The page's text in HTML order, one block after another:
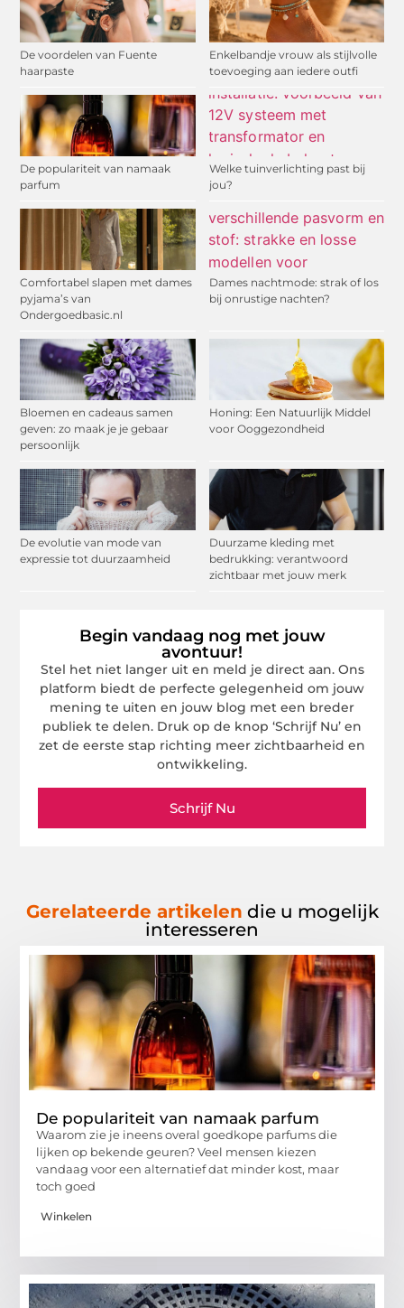
De voordelen van Fuente
haarpaste
Enkelbandje vrouw als stijlvolle
toevoeging aan iedere outfi
De populariteit van namaak
parfum
Welke tuinverlichting past bij
jou?
Comfortabel slapen met dames
pyjama’s van
Ondergoedbasic.nl
Dames nachtmode: strak of los
bij onrustige nachten?
Bloemen en cadeaus samen
geven: zo maak je je gebaar
persoonlijk
Honing: Een Natuurlijk Middel
voor Ooggezondheid
De evolutie van mode van
expressie tot duurzaamheid
Duurzame kleding met
bedrukking: verantwoord
zichtbaar met jouw merk
Begin vandaag nog met jouw
avontuur!
Stel het niet langer uit en meld je direct aan. Ons
platform biedt de perfecte gelegenheid om jouw
mening te uiten en jouw blog met een breder
publiek te delen. Druk op de knop ‘Schrijf Nu’ en
zet de eerste stap richting meer zichtbaarheid en
ontwikkeling.
Schrijf Nu
Gerelateerde artikelen die u mogelijk
interesseren
De populariteit van namaak parfum
Waarom zie je ineens overal goedkope parfums die
lijken op bekende geuren? Veel mensen kiezen
vandaag voor een alternatief dat minder kost, maar
toch goed
Winkelen